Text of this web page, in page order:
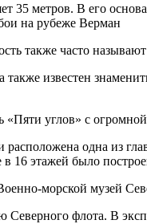
35 метров. В его
на рубеже Верман
также часто
также известен
углов» с
расположена одна из
16 этажей было
морской музей
флота. В